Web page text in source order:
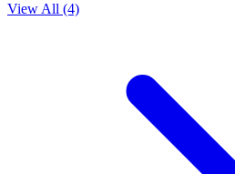
View All (4)